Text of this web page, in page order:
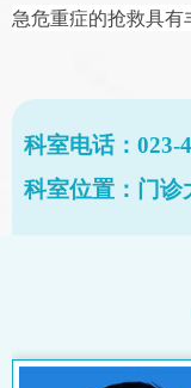
急危重症的抢救具有
科室电话：023-
科室位置：门诊